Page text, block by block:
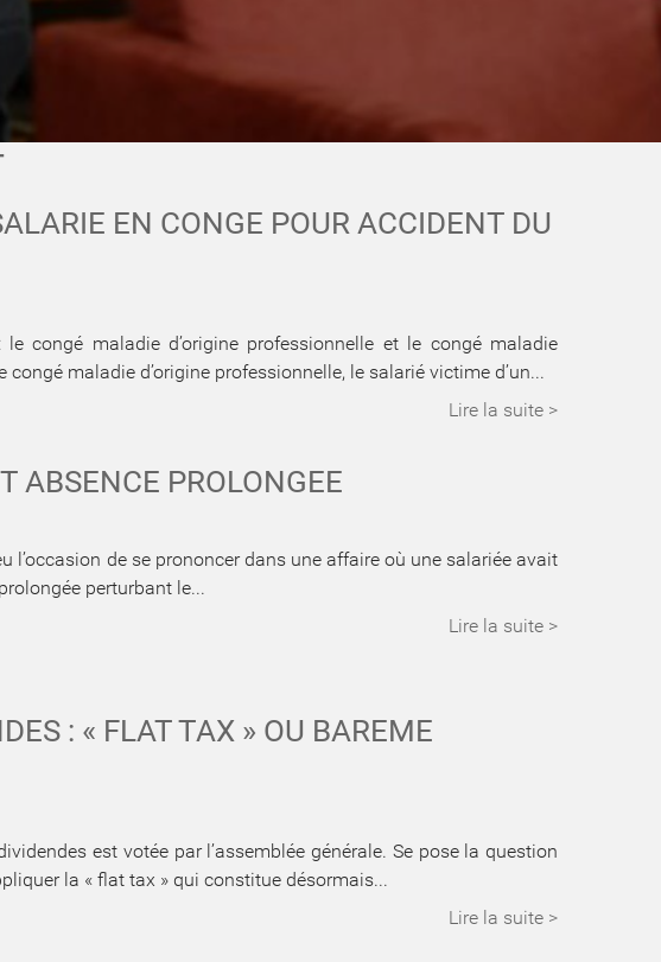
EN CONGE POUR ACCIDENT DU
congé maladie d’origine professionnelle et le congé maladie
maladie d’origine professionnelle, le salarié victime d’un...
Lire la suite >
ABSENCE PROLONGEE
l’occasion de se prononcer dans une affaire où une salariée avait
perturbant le...
Lire la suite >
: « FLAT TAX » OU BAREME
est votée par l’assemblée générale. Se pose la question
la « flat tax » qui constitue désormais...
Lire la suite >